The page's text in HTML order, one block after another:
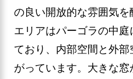
の良い開放的な雰囲気
エリアはパーゴラの中
ており、内部空間と外
がっています。大きな